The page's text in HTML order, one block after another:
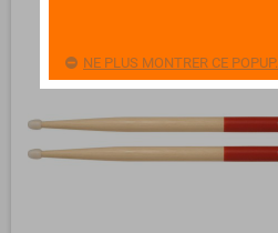
NE PLUS MONTRER CE POPUP.